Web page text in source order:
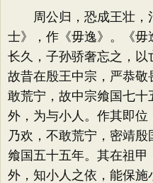
周公归，恐成王壮，
士》，作《毋逸》。《毋
长久，子孙骄奢忘之，以
故昔在殷王中宗，严恭
敢荒宁，故中宗飨国七
外，为与小人。作其即
乃欢，不敢荒宁，密靖
飨国五十五年。其在祖
外，知小人之依，能保